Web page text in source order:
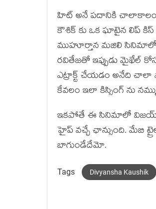
హిట్ అనే పదానికి చాలాకాలం
కౌశిక్ కు ఒక ఘాటైన లిప్ కిస్
ముహూర్తాన మజిలి
రవితేజతో ఇప్పుడు మైఖేల్
ఎట్రాక్ట్ చేయడం అనేది చాలా
కేవలం ఇలా కిస్సింగ్ ను
ఇకపోతే ఈ సినిమాలో విజయ్
హైప్ వచ్చే ఛాన్సుంది. మేబి
బాగుండేదేమో.
Tags Divyansha Kaushik